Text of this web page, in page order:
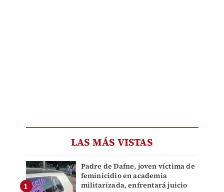
LAS MÁS VISTAS
Padre de Dafne, joven víctima de
feminicidio en academia
militarizada, enfrentará juicio